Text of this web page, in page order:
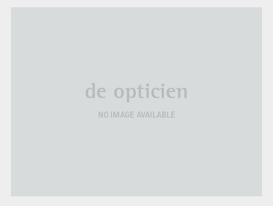
de opticien
NO IMAGE AVAILABLE